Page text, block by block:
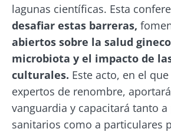
lagunas científicas. Esta
desafiar estas barreras,
abiertos sobre la salud
microbiota y el impacto de
culturales. Este acto, en el
expertos de renombre,
vanguardia y capacitará tanto
sanitarios como a particulares